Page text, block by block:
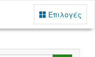
Επιλογές